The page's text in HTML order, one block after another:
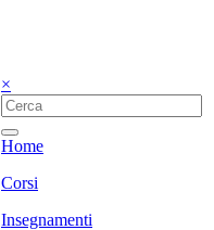
×
Home
Corsi
Insegnamenti